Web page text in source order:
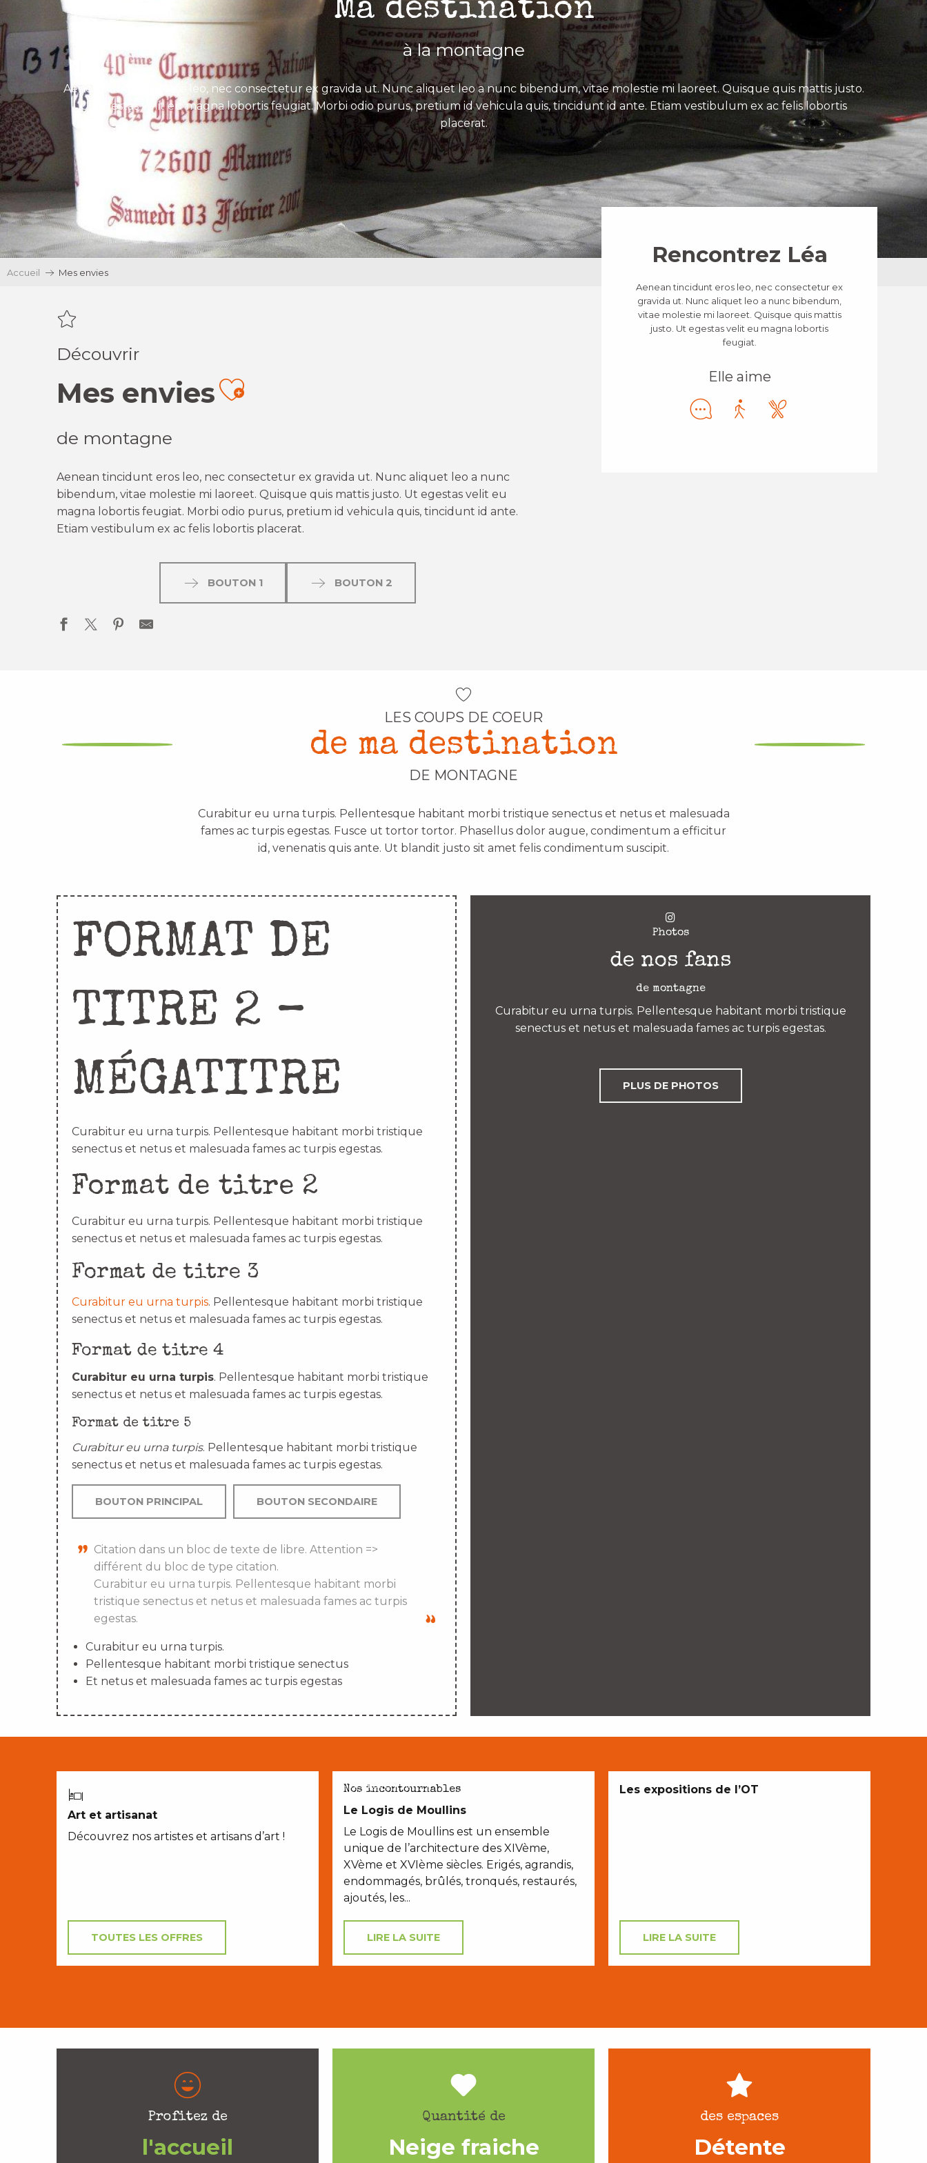
Ma destination
à la montagne
Aenean tincidunt eros leo, nec consectetur ex gravida ut. Nunc aliquet leo a nunc bibendum, vitae molestie mi laoreet. Quisque quis mattis justo.
Ut egestas velit eu magna lobortis feugiat. Morbi odio purus, pretium id vehicula quis, tincidunt id ante. Etiam vestibulum ex ac felis lobortis
placerat.
Accueil Mes envies
Découvrir
Mes enviesAjouter aux favoris
de montagne
Aenean tincidunt eros leo, nec consectetur ex gravida ut. Nunc aliquet leo a nunc
bibendum, vitae molestie mi laoreet. Quisque quis mattis justo. Ut egestas velit eu
magna lobortis feugiat. Morbi odio purus, pretium id vehicula quis, tincidunt id ante.
Etiam vestibulum ex ac felis lobortis placerat.
BOUTON 1 BOUTON 2
Rencontrez Léa
Aenean tincidunt eros leo, nec consectetur ex
gravida ut. Nunc aliquet leo a nunc bibendum,
vitae molestie mi laoreet. Quisque quis mattis
justo. Ut egestas velit eu magna lobortis
feugiat.
Elle aime
LES COUPS DE COEUR
de ma destination
DE MONTAGNE
Curabitur eu urna turpis. Pellentesque habitant morbi tristique senectus et netus et malesuada
fames ac turpis egestas. Fusce ut tortor tortor. Phasellus dolor augue, condimentum a efficitur
id, venenatis quis ante. Ut blandit justo sit amet felis condimentum suscipit.
FORMAT DE
TITRE 2 –
MÉGATITRE
Curabitur eu urna turpis. Pellentesque habitant morbi tristique
senectus et netus et malesuada fames ac turpis egestas.
Format de titre 2
Curabitur eu urna turpis. Pellentesque habitant morbi tristique
senectus et netus et malesuada fames ac turpis egestas.
Format de titre 3
Curabitur eu urna turpis. Pellentesque habitant morbi tristique
senectus et netus et malesuada fames ac turpis egestas.
Format de titre 4
Curabitur eu urna turpis. Pellentesque habitant morbi tristique
senectus et netus et malesuada fames ac turpis egestas.
Format de titre 5
Curabitur eu urna turpis. Pellentesque habitant morbi tristique
senectus et netus et malesuada fames ac turpis egestas.
BOUTON PRINCIPAL BOUTON SECONDAIRE
Citation dans un bloc de texte de libre. Attention =>
différent du bloc de type citation.
Curabitur eu urna turpis. Pellentesque habitant morbi
tristique senectus et netus et malesuada fames ac turpis
egestas.
Curabitur eu urna turpis.
Pellentesque habitant morbi tristique senectus
Et netus et malesuada fames ac turpis egestas
Photos
de nos fans
de montagne
Curabitur eu urna turpis. Pellentesque habitant morbi tristique
senectus et netus et malesuada fames ac turpis egestas.
PLUS DE PHOTOS
Art et artisanat
Découvrez nos artistes et artisans d’art !
TOUTES LES OFFRES
AVEC LES ENFANTS
Nos incontournables
Le Logis de Moullins
Le Logis de Moullins est un ensemble
unique de l’architecture des XIVème,
XVème et XVIème siècles. Erigés, agrandis,
endommagés, brûlés, tronqués, restaurés,
ajoutés, les...
LIRE LA SUITE
Les expositions de l’OT
LIRE LA SUITE
Profitez de
l'accueil
Quantité de
Neige fraiche
des espaces
Détente